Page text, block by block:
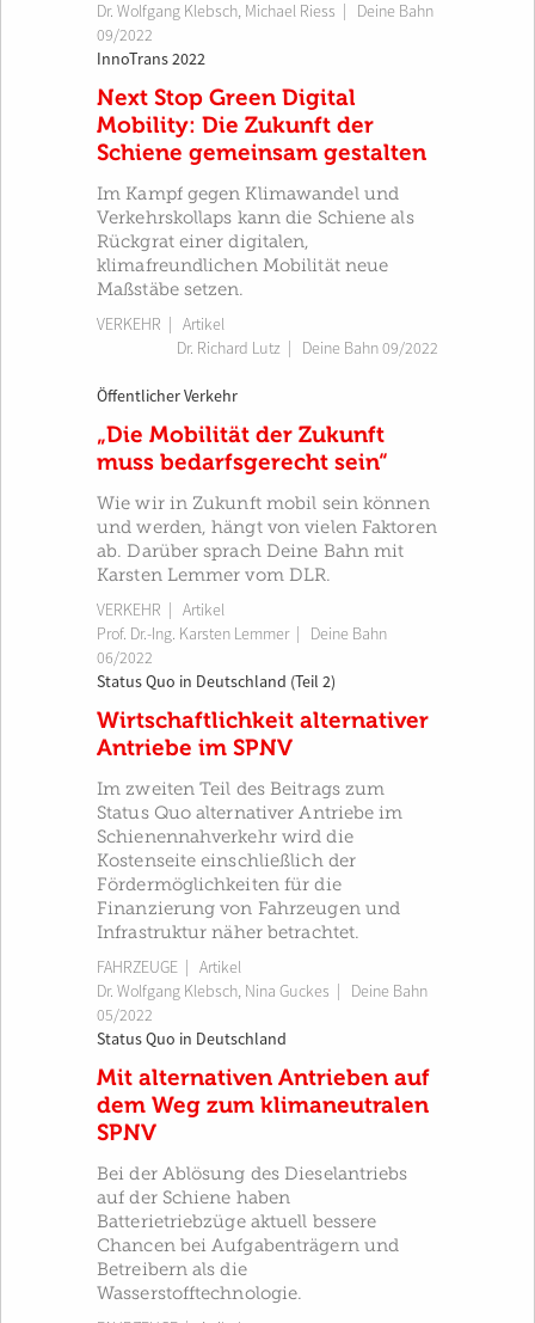
Dr. Wolfgang Klebsch, Michael Riess
Deine Bahn
09/2022
InnoTrans 2022
Next Stop Green Digital
Mobility: Die Zukunft der
Schiene gemeinsam gestalten
Im Kampf gegen Klimawandel und
Verkehrskollaps kann die Schiene als
Rückgrat einer digitalen,
klimafreundlichen Mobilität neue
Maßstäbe setzen.
VERKEHR | Artikel
Dr. Richard Lutz
Deine Bahn 09/2022
Öffentlicher Verkehr
„Die Mobilität der Zukunft
muss bedarfsgerecht sein“
Wie wir in Zukunft mobil sein können
und werden, hängt von vielen Faktoren
ab. Darüber sprach Deine Bahn mit
Karsten Lemmer vom DLR.
VERKEHR | Artikel
Prof. Dr.-Ing. Karsten Lemmer| Deine Bahn
06/2022
Status Quo in Deutschland (Teil 2)
Wirtschaftlichkeit alternativer
Antriebe im SPNV
Im zweiten Teil des Beitrags zum
Status Quo alternativer Antriebe im
Schienennahverkehr wird die
Kostenseite einschließlich der
Fördermöglichkeiten für die
Finanzierung von Fahrzeugen und
Infrastruktur näher betrachtet.
FAHRZEUGE | Artikel
Dr. Wolfgang Klebsch, Nina Guckes
Deine Bahn
05/2022
Status Quo in Deutschland
Mit alternativen Antrieben auf
dem Weg zum klimaneutralen
SPNV
Bei der Ablösung des Dieselantriebs
auf der Schiene haben
Batterietriebzüge aktuell bessere
Chancen bei Aufgabenträgern und
Betreibern als die
Wasserstofftechnologie.